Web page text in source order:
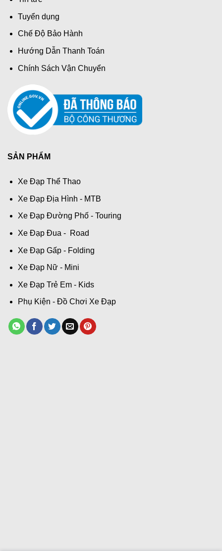
Tuyển dụng
Chế Độ Bảo Hành
Hướng Dẫn Thanh Toán
Chính Sách Vận Chuyển
SẢN PHẨM
Xe Đạp Thể Thao
Xe Đạp Địa Hình - MTB
Xe Đạp Đường Phố - Touring
Xe Đạp Đua - Road
Xe Đạp Gấp - Folding
Xe Đạp Nữ - Mini
Xe Đạp Trẻ Em - Kids
Phụ Kiện - Đồ Chơi Xe Đạp